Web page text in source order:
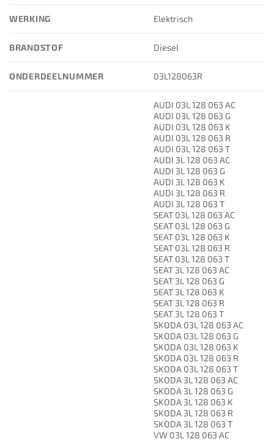
WERKING Elektrisch
BRANDSTOF Diesel
ONDERDEELNUMMER 03L128063R
AUDI 03L 128 063 AC
AUDI 03L 128 063 G
AUDI 03L 128 063 K
AUDI 03L 128 063 R
AUDI 03L 128 063 T
AUDI 3L 128 063 AC
AUDI 3L 128 063 G
AUDI 3L 128 063 K
AUDI 3L 128 063 R
AUDI 3L 128 063 T
SEAT 03L 128 063 AC
SEAT 03L 128 063 G
SEAT 03L 128 063 K
SEAT 03L 128 063 R
SEAT 03L 128 063 T
SEAT 3L 128 063 AC
SEAT 3L 128 063 G
SEAT 3L 128 063 K
SEAT 3L 128 063 R
SEAT 3L 128 063 T
SKODA 03L 128 063 AC
SKODA 03L 128 063 G
SKODA 03L 128 063 K
SKODA 03L 128 063 R
SKODA 03L 128 063 T
SKODA 3L 128 063 AC
SKODA 3L 128 063 G
SKODA 3L 128 063 K
SKODA 3L 128 063 R
SKODA 3L 128 063 T
VW 03L 128 063 AC